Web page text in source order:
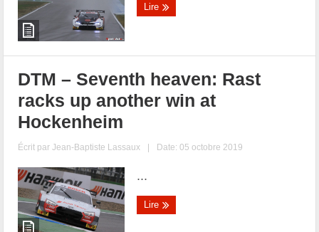
Lire
DTM – Seventh heaven: Rast
racks up another win at
Hockenheim
Écrit parJean-Baptiste Lassaux | Date: 05 octobre 2019
...
Lire